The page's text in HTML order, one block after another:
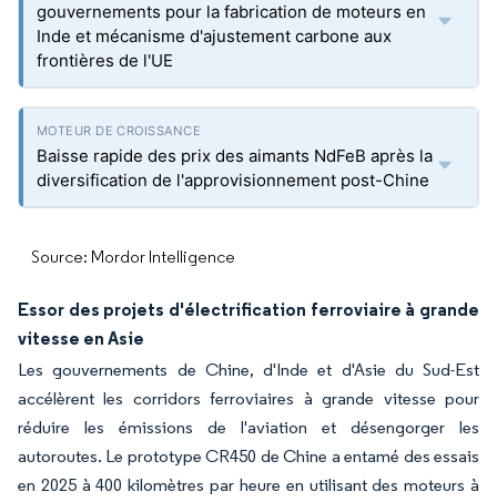
gouvernements pour la fabrication de moteurs en
Inde et mécanisme d'ajustement carbone aux
frontières de l'UE
Baisse rapide des prix des aimants NdFeB après la
diversification de l'approvisionnement post-Chine
Source: Mordor Intelligence
Essor des projets d'électrification ferroviaire à grande
vitesse en Asie
Les gouvernements de Chine, d'Inde et d'Asie du Sud-Est
accélèrent les corridors ferroviaires à grande vitesse pour
réduire les émissions de l'aviation et désengorger les
autoroutes. Le prototype CR450 de Chine a entamé des essais
en 2025 à 400 kilomètres par heure en utilisant des moteurs à